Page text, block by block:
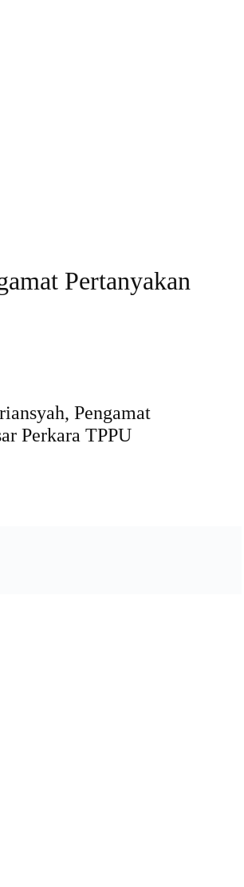
Pertanyakan
Pengamat
Perkara TPPU